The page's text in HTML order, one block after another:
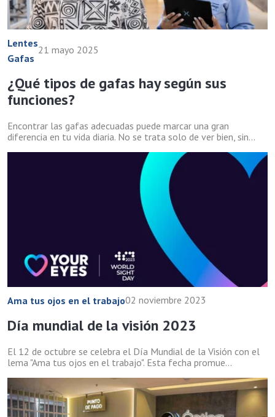
Lentes
Gafas
21 mayo 2025
¿Qué tipos de gafas hay según sus
funciones?
Encontrar las gafas adecuadas puede marcar una gran
diferencia en tu vida diaria. No se trata solo de ver bien, sin...
Ama tus ojos en el trabajo02 noviembre 2023
Día mundial de la visión 2023
El 12 de octubre se celebra el Día Mundial de la Visión con el
lema "Ama tus ojos en el trabajo". Esta fecha promue...